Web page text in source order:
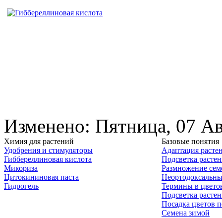
Изменено: Пятница, 07
Химия для растений
Удобрения и стимуляторы
Гиббереллиновая кислота
Микориза
Цитокининовая паста
Гидрогель
Базовые понятия
Адаптация
Подсветка
Размножение
Термины в
Подсветка
Посадка цветов
Семена зимой